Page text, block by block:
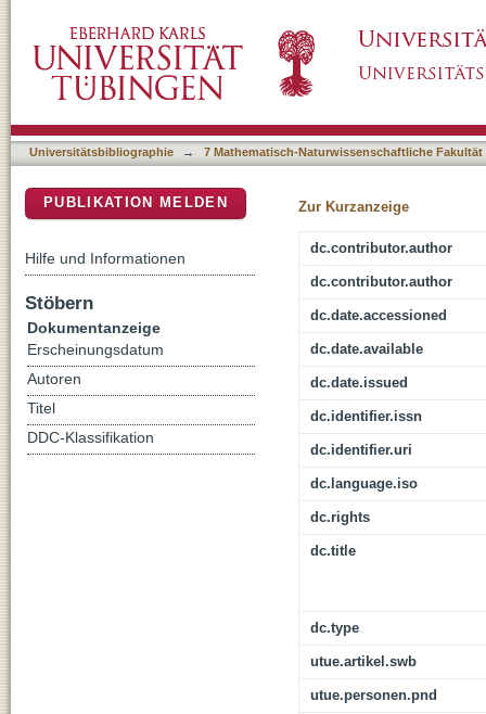
[Abstract; Poster presentation at the AAPA
Universitätsbibliographie → 7 Mathematisch-Naturwissenschaftliche Fakultät
Zur Kurzanzeige
dc.contributor.author
dc.contributor.author
dc.date.accessioned
dc.date.available
dc.date.issued
dc.identifier.issn
dc.identifier.uri
dc.language.iso
dc.rights
dc.title
dc.type
utue.artikel.swb
utue.personen.pnd
PUBLIKATION MELDEN
Hilfe und Informationen
Stöbern
Dokumentanzeige
Erscheinungsdatum
Autoren
Titel
DDC-Klassifikation